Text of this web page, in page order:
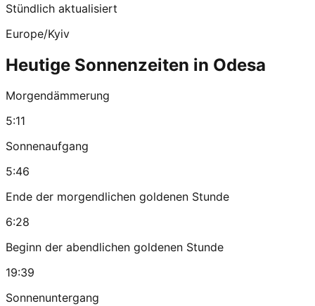
Stündlich aktualisiert
Europe/Kyiv
Heutige Sonnenzeiten in Odesa
Morgendämmerung
5:11
Sonnenaufgang
5:46
Ende der morgendlichen goldenen Stunde
6:28
Beginn der abendlichen goldenen Stunde
19:39
Sonnenuntergang